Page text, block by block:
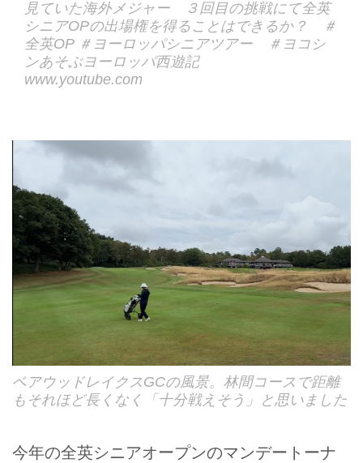
見ていた海外メジャー ３回目の挑戦にて全英
シニアOPの出場権を得ることはできるか？ ＃
全英OP ＃ヨーロッパシニアツアー ＃ヨコシ
ンあそぶヨーロッパ西遊記
www.youtube.com
ベアウッドレイクスGCの風景。林間コースで距離
もそれほど長くなく「十分戦えそう」と思いました
今年の全英シニアオープンのマンデートーナ